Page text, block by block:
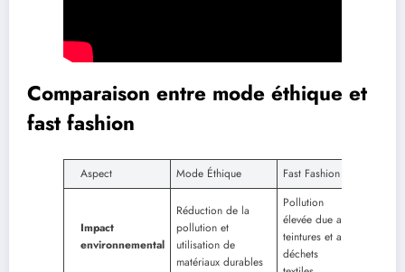
Comparaison entre mode éthique et
fast fashion
Aspect Mode Éthique Fast Fashion
Impact
environnemental
Réduction de la
pollution et
utilisation de
matériaux durables
Pollution
élevée due aux
teintures et aux
déchets